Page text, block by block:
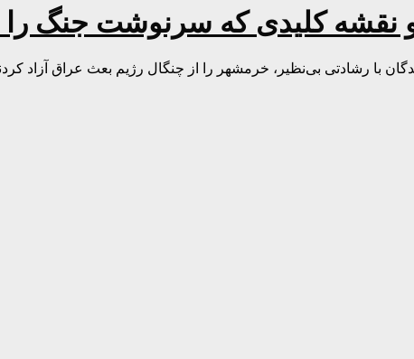
کلیدی که سرنوشت جنگ را
با رشادتی بی‌نظیر، خرمشهر را از چنگال رژیم بعث عراق آزاد